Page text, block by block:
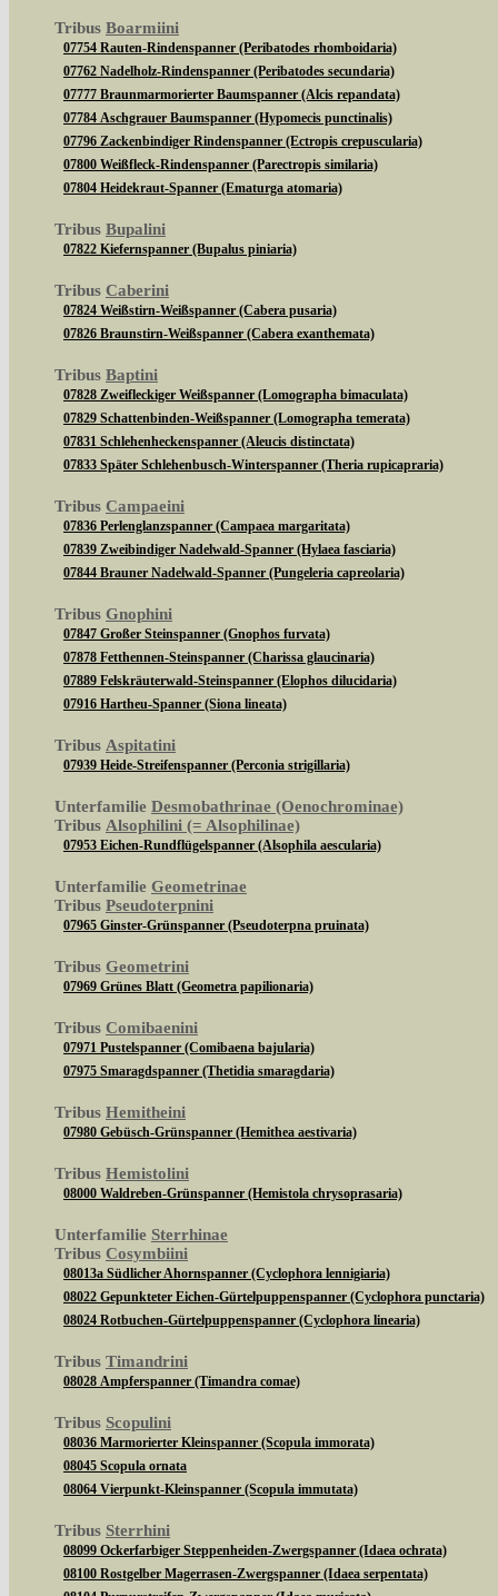
Tribus Boarmiini
07754 Rauten-Rindenspanner (Peribatodes rhomboidaria)
07762 Nadelholz-Rindenspanner (Peribatodes secundaria)
07777 Braunmarmorierter Baumspanner (Alcis repandata)
07784 Aschgrauer Baumspanner (Hypomecis punctinalis)
07796 Zackenbindiger Rindenspanner (Ectropis crepuscularia)
07800 Weißfleck-Rindenspanner (Parectropis similaria)
07804 Heidekraut-Spanner (Ematurga atomaria)
Tribus Bupalini
07822 Kiefernspanner (Bupalus piniaria)
Tribus Caberini
07824 Weißstirn-Weißspanner (Cabera pusaria)
07826 Braunstirn-Weißspanner (Cabera exanthemata)
Tribus Baptini
07828 Zweifleckiger Weißspanner (Lomographa bimaculata)
07829 Schattenbinden-Weißspanner (Lomographa temerata)
07831 Schlehenheckenspanner (Aleucis distinctata)
07833 Später Schlehenbusch-Winterspanner (Theria rupicapraria)
Tribus Campaeini
07836 Perlenglanzspanner (Campaea margaritata)
07839 Zweibindiger Nadelwald-Spanner (Hylaea fasciaria)
07844 Brauner Nadelwald-Spanner (Pungeleria capreolaria)
Tribus Gnophini
07847 Großer Steinspanner (Gnophos furvata)
07878 Fetthennen-Steinspanner (Charissa glaucinaria)
07889 Felskräuterwald-Steinspanner (Elophos dilucidaria)
07916 Hartheu-Spanner (Siona lineata)
Tribus Aspitatini
07939 Heide-Streifenspanner (Perconia strigillaria)
Unterfamilie Desmobathrinae (Oenochrominae)
Tribus Alsophilini (= Alsophilinae)
07953 Eichen-Rundflügelspanner (Alsophila aescularia)
Unterfamilie Geometrinae
Tribus Pseudoterpnini
07965 Ginster-Grünspanner (Pseudoterpna pruinata)
Tribus Geometrini
07969 Grünes Blatt (Geometra papilionaria)
Tribus Comibaenini
07971 Pustelspanner (Comibaena bajularia)
07975 Smaragdspanner (Thetidia smaragdaria)
Tribus Hemitheini
07980 Gebüsch-Grünspanner (Hemithea aestivaria)
Tribus Hemistolini
08000 Waldreben-Grünspanner (Hemistola chrysoprasaria)
Unterfamilie Sterrhinae
Tribus Cosymbiini
08013a Südlicher Ahornspanner (Cyclophora lennigiaria)
08022 Gepunkteter Eichen-Gürtelpuppenspanner (Cyclophora punctaria)
08024 Rotbuchen-Gürtelpuppenspanner (Cyclophora linearia)
Tribus Timandrini
08028 Ampferspanner (Timandra comae)
Tribus Scopulini
08036 Marmorierter Kleinspanner (Scopula immorata)
08045 Scopula ornata
08064 Vierpunkt-Kleinspanner (Scopula immutata)
Tribus Sterrhini
08099 Ockerfarbiger Steppenheiden-Zwergspanner (Idaea ochrata)
08100 Rostgelber Magerrasen-Zwergspanner (Idaea serpentata)